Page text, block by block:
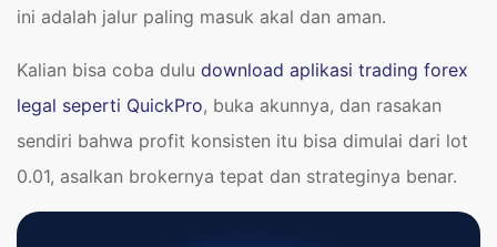
ini adalah jalur paling masuk akal dan aman.
Kalian bisa coba dulu download aplikasi trading forex
legal seperti QuickPro, buka akunnya, dan rasakan
sendiri bahwa profit konsisten itu bisa dimulai dari lot
0.01, asalkan brokernya tepat dan strateginya benar.